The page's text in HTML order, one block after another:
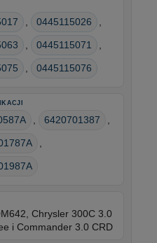
0445115026
0445115071
0445115076
6420701387
Chrysler 300C 3.0
i Commander 3.0 CRD